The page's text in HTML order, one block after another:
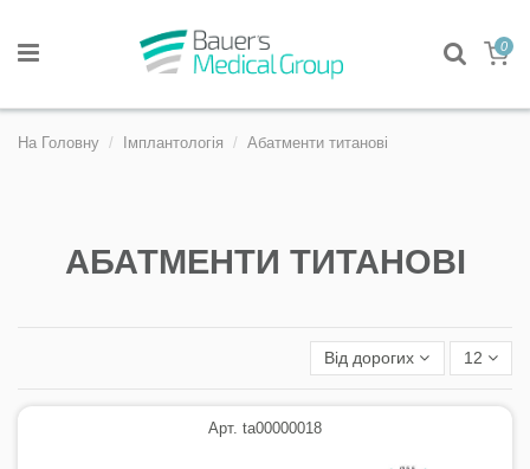
0
На Головну Імплантологія Абатменти титанові
АБАТМЕНТИ ТИТАНОВІ
Від дорогих 12
Арт. ta00000018